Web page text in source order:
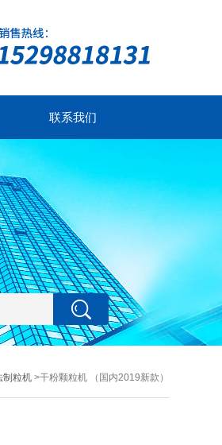
联系我们
制粒机>干粉颗粒机 （国内2019新款）